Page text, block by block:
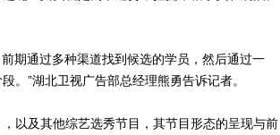
通过多种渠道找到候选的学员，然后通过一
。”湖北卫视广告部总经理熊勇告诉记者。
及其他综艺选秀节目，其节目形态的呈现与前